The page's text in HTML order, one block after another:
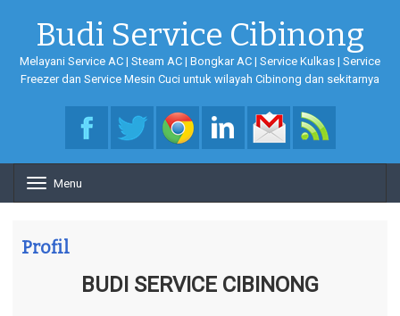
Budi Service Cibinong
Melayani Service AC | Steam AC | Bongkar AC | Service Kulkas | Service
Freezer dan Service Mesin Cuci untuk wilayah Cibinong dan sekitarnya
o
n
a
Menu
Profil
BUDI SERVICE CIBINONG